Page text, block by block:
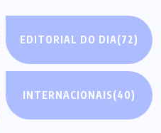
EDITORIAL DO DIA(72)
INTERNACIONAIS(40)